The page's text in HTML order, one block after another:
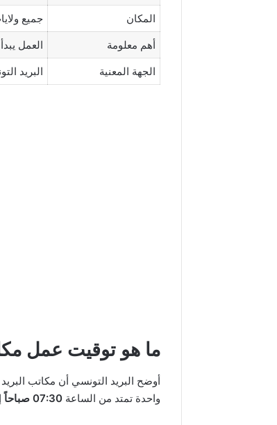
المكان
جميع
أهم معلومة
العمل يبدأ
الجهة المعنية
البريد
ما هو توقيت عمل
أوضح البريد التونسي أن مكاتب
واحدة تمتد من الساعة 07:30 صباحاً